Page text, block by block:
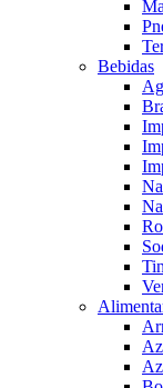
Bebidas